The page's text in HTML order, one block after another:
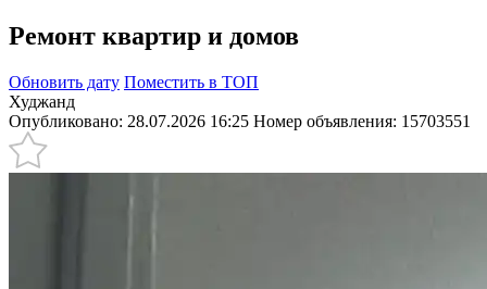
Ремонт квартир и домов
Обновить дату Поместить в ТОП
Худжанд
Опубликовано: 28.07.2026 16:25 Номер объявления: 15703551